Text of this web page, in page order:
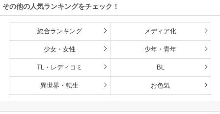
その他の人気ランキングをチェック！
総合ランキング メディア化
少女・女性 少年・青年
TL・レディコミ BL
異世界・転生 お色気